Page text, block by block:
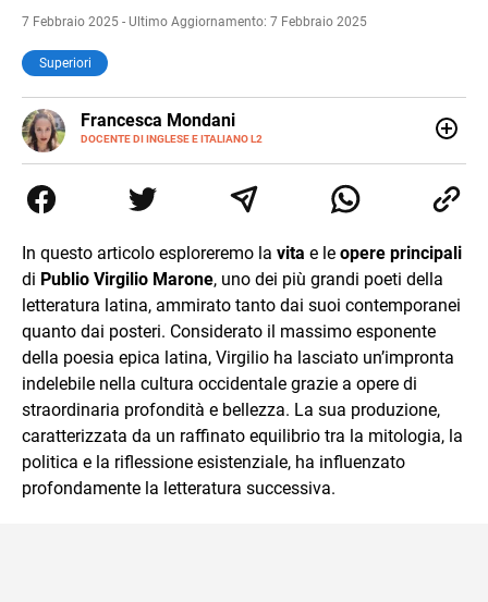
7 Febbraio 2025 - Ultimo Aggiornamento: 7 Febbraio 2025
Superiori
Francesca Mondani
DOCENTE DI INGLESE E ITALIANO L2
LINKEDIN
INSTAGRAM
secondaria di secondo grado. Mi occupo inoltre di
traduzioni, SEO Onsite e contenuti per il web. Amo i saggi
della sintesi.
In questo articolo esploreremo la vita e le opere principali
di Publio Virgilio Marone, uno dei più grandi poeti della
letteratura latina, ammirato tanto dai suoi contemporanei
quanto dai posteri. Considerato il massimo esponente
della poesia epica latina, Virgilio ha lasciato un’impronta
indelebile nella cultura occidentale grazie a opere di
straordinaria profondità e bellezza. La sua produzione,
caratterizzata da un raffinato equilibrio tra la mitologia, la
politica e la riflessione esistenziale, ha influenzato
profondamente la letteratura successiva.